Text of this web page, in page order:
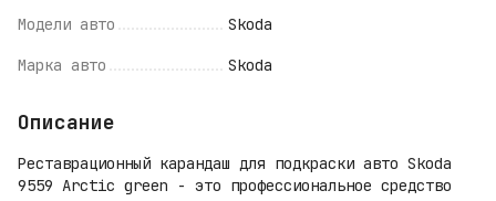
Модели авто Skoda
Марка авто Skoda
Описание
Реставрационный карандаш для подкраски авто Skoda
9559 Arctic green - это профессиональное средство